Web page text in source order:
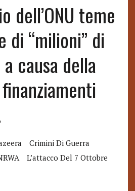
dell’ONU teme
di “milioni” di
causa della
Crimini Di Guerra
L’attacco Del 7 Ottobre